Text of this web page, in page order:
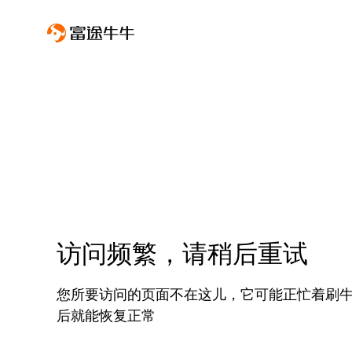
访问频繁，请稍后重试
您所要访问的页面不在这儿，它可能正忙着刷
后就能恢复正常